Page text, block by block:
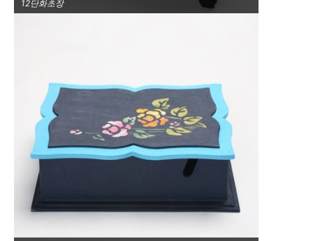
12단화초장